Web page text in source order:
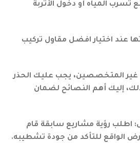
تسرب المياه أو دخول الأتربة
عند اختيار افضل مقاول تركيب
غير المتخصصين، يجب عليك الحذر
ذلك، إليك أهم النصائح لضمان
اطلب رؤية مشاريع سابقة قام
الواقع للتأكد من جودة تشطيبه.